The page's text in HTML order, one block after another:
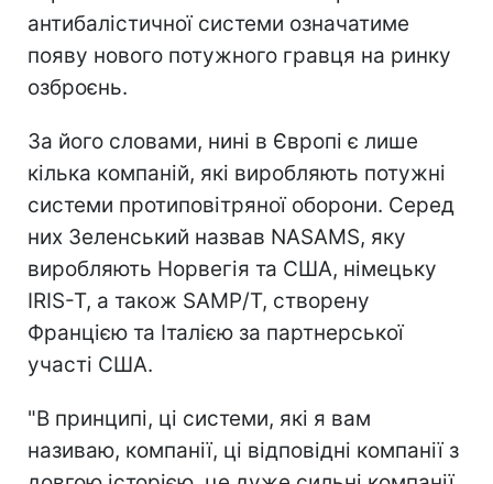
антибалістичної системи означатиме
появу нового потужного гравця на ринку
озброєнь.
За його словами, нині в Європі є лише
кілька компаній, які виробляють потужні
системи протиповітряної оборони. Серед
них Зеленський назвав NASAMS, яку
виробляють Норвегія та США, німецьку
IRIS-T, а також SAMP/T, створену
Францією та Італією за партнерської
участі США.
"В принципі, ці системи, які я вам
називаю, компанії, ці відповідні компанії з